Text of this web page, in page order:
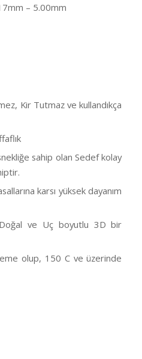
– 5.00mm
Kir Tutmaz ve kullandıkça
sahip olan Sedef kolay
karsı yüksek dayanım
ve Uç boyutlu 3D bir
olup, 150 C ve üzerinde